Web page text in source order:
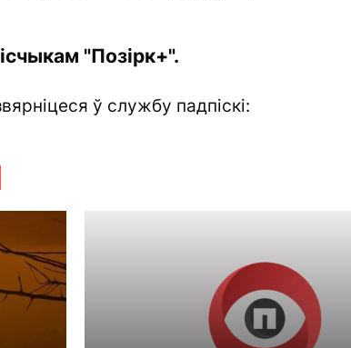
"Позірк+".
ў службу падпіскі: